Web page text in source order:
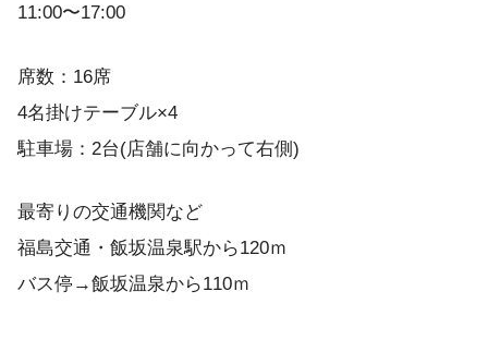
11:00〜17:00
席数：16席
4名掛けテーブル×4
駐車場：2台(店舗に向かって右側)
最寄りの交通機関など
福島交通・飯坂温泉駅から120ｍ
バス停→飯坂温泉から110ｍ